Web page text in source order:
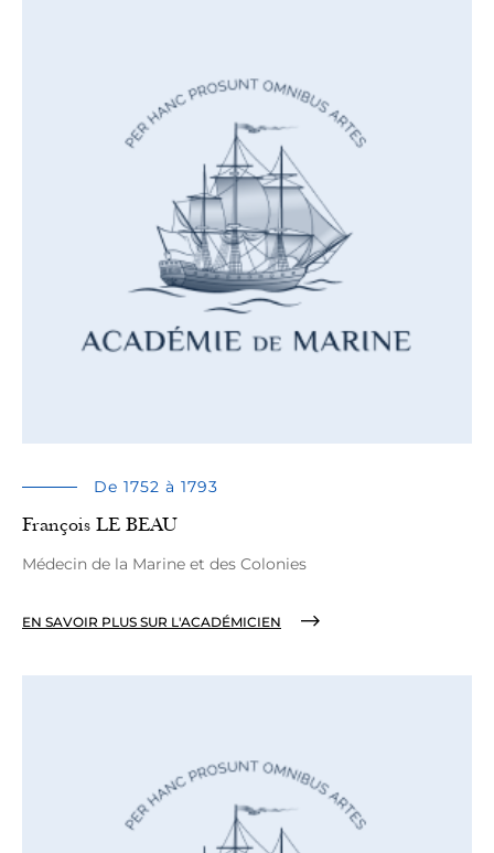
De 1752 à 1793
François LE BEAU
Médecin de la Marine et des Colonies
EN SAVOIR PLUS SUR L'ACADÉMICIEN